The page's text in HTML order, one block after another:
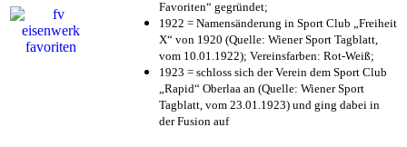
Favoriten“ gegründet;
1922 = Namensänderung in Sport Club „Freiheit
X“ von 1920 (Quelle: Wiener Sport Tagblatt,
vom 10.01.1922); Vereinsfarben: Rot-Weiß;
1923 = schloss sich der Verein dem Sport Club
„Rapid“ Oberlaa an (Quelle: Wiener Sport
Tagblatt, vom 23.01.1923) und ging dabei in
der Fusion auf